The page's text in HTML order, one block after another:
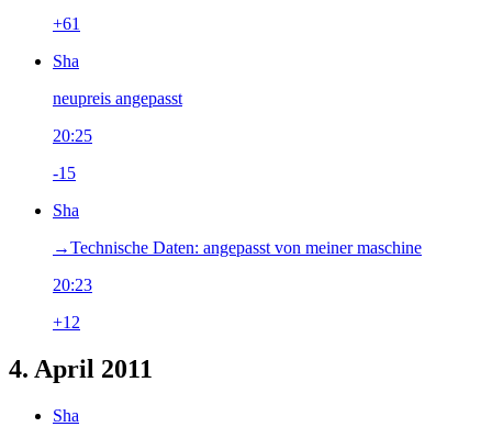
+61
Sha
neupreis angepasst
20:25
-15
Sha
→‎Technische Daten: angepasst von meiner maschine
20:23
+12
4. April 2011
Sha